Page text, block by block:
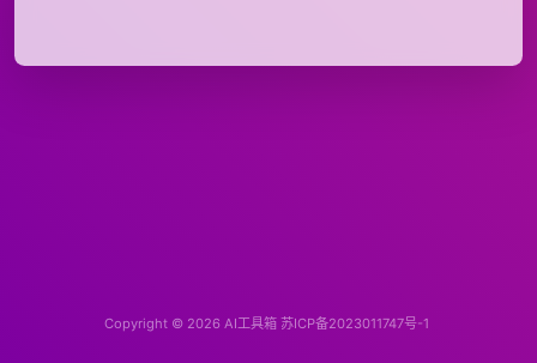
Copyright © 2026 AI工具箱 苏ICP备2023011747号-1